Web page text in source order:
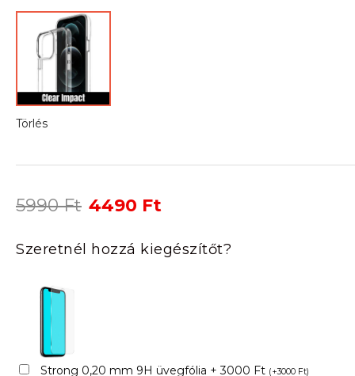
Törlés
5990Ft Original
was:
5990 Ft.
4490 Ft
is:
4490 Ft.
Szeretnél hozzá kiegészítőt?
Strong 0,20 mm 9H üvegfólia + 3000 Ft (+3000 Ft)